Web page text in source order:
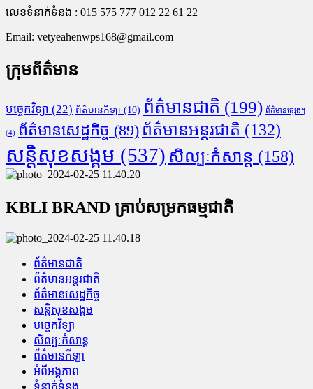
លេខទំនាក់ទំនង : 015 575 777 012 22 61 22
Email: vetyeahenwps168@gmail.com
ក្រុមព័ត៌មាន
បច្ចេកវិទ្យា (22) ព័ត៌មានកីឡា (10) ព័ត៌មានជាតិ (199) ព័ត៌មានផ្សេងៗ
(4) ព័ត៌មានសេដ្ឋកិច្ច (89) ព័ត៌មានអន្តរជាតិ (132)
សន្តិសុខសង្គម (537) សិល្បៈកំសាន្ត (158)
KBLI BRAND គ្រាប់សម្រកធម្មជាតិ
ព័ត៌មានជាតិ
ព័ត៌មានអន្តរជាតិ
ព័ត៌មានសេដ្ឋកិច្ច
សន្តិសុខសង្គម
បច្ចេកវិទ្យា
សិល្បៈកំសាន្ត
ព័ត៌មានកីឡា
អំពីអង្គភាព
ទំនាក់ទំនង